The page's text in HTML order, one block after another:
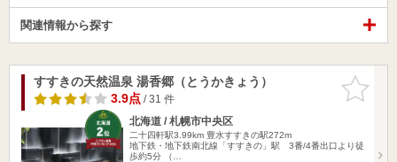
関連情報から探す
お気に入
りに追加
すすきの天然温泉 湯香郷（とうかきょう）
3.9点/ 31 件
北海道 / 札幌市中央区
二十四軒駅3.99km 豊水すすきの駅272m
地下鉄・地下鉄南北線「すすきの」駅 3番/4番出口より徒
歩約5分 （…